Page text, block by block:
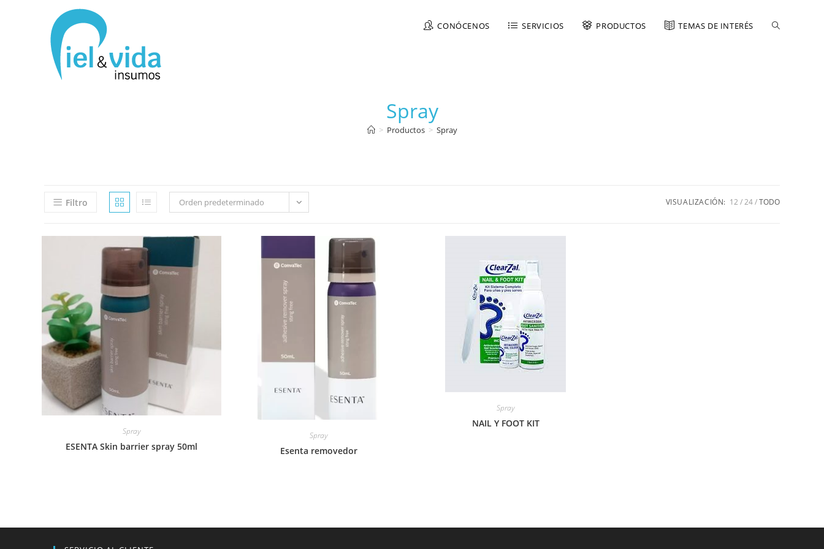
CONÓCENOS SERVICIOS PRODUCTOS TEMAS DE INTERÉS
Spray
> Productos > Spray
Filtro Orden predeterminado VISUALIZACIÓN: 12 24 TODO
Spray
ESENTA Skin barrier spray 50ml
Spray
Esenta removedor
Spray
NAIL Y FOOT KIT